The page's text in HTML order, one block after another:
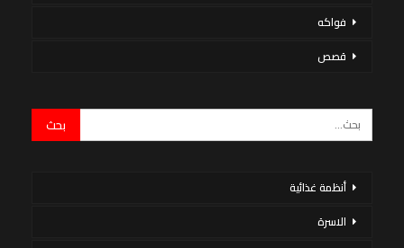
فواكه
قصص
أنظمة غذائية
الاسرة